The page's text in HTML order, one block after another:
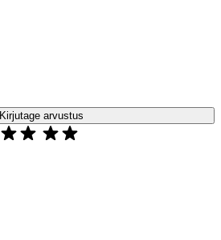
Kirjutage arvustus